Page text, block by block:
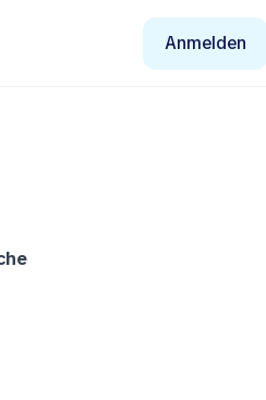
Anmelden